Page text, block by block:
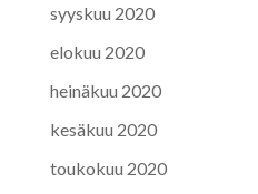
syyskuu 2020
elokuu 2020
heinäkuu 2020
kesäkuu 2020
toukokuu 2020